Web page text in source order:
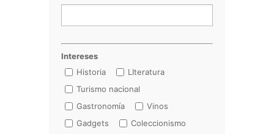
Intereses
Historia
LIteratura
Turismo nacional
Gastronomía
Vinos
Gadgets
Coleccionismo